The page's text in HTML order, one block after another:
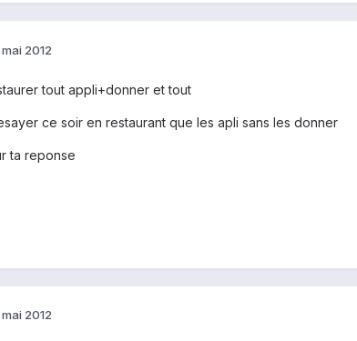
mai 2012
tout appli+donner et tout
ce soir en restaurant que les apli sans les donner
ta reponse
2012